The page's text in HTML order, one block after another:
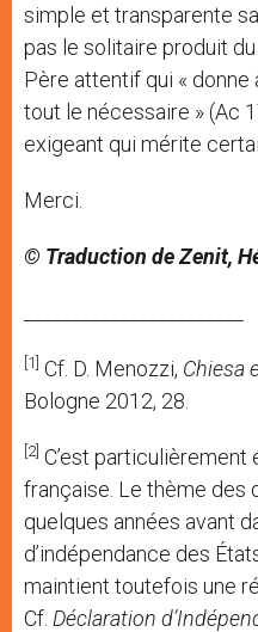
simple et transparente
pas le solitaire produit du
Père attentif qui « donne
tout le nécessaire » (Ac
exigeant qui mérite
Merci.
© Traduction de Zenit,
[1] Cf. D. Menozzi, Chiesa
Bologne 2012, 28.
[2] C’est particulièrement
française. Le thème des
quelques années avant
d’indépendance des
maintient toutefois une
Cf. Déclaration